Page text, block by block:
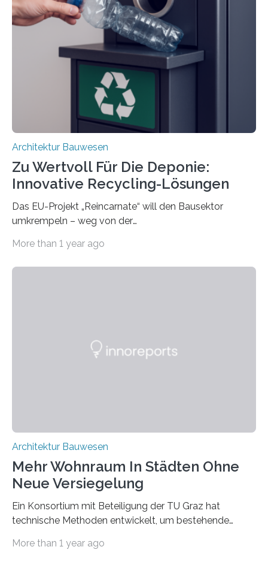
Damit lassen sich unterschiedliche Gebäudeteile
resilient verbinden und bei Bedarf einfach voneinander
trennen. Der Fokus lag auf der Verbindung von
Bauteilen mit unterschiedlicher Lebensdauer, bei denen
irreversible Verbindungen den Austausch üblicherweise
erschweren. Hierzu untersuchten die Forschenden zwei
unterschiedliche Zugänge. Einerseits klebten sie…
Architektur Bauwesen
Zu Wertvoll Für Die Deponie:
Innovative Recycling-Lösungen
Das EU-Projekt „Reincarnate“ will den Bausektor
umkrempeln – weg von der
Kreislaufwirtschaft Bei dem schwedischen
Datenbank erfasst sind, neue Baustoffe kreiert werden.
More than 1 year ago
Architektur Bauwesen
Mehr Wohnraum In Städten Ohne
Neue Versiegelung
Ein Konsortium mit Beteiligung der TU Graz hat
technische Methoden entwickelt, um bestehende
Holzkonstruktionen auf nachhaltige Weise
More than 1 year ago